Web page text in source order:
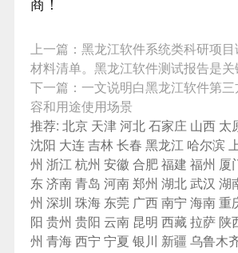
商！
上一篇： 黑龙江软件系统类科研项
材料清单。黑龙江软件测试报告是
下一篇： 一文说明白黑龙江软件第
容和用途使用场景
推荐: 北京 天津河北石家庄 山西 太
沈阳 大连吉林长春 黑龙江 哈尔滨
州 浙江杭州 安徽 合肥福建 福州 厦
东济南青岛 河南郑州 湖北武汉 湖
州 深圳 珠海 东莞 广西南宁 海南重
阳 贵州 贵阳 云南 昆明 西藏拉萨 陕
州 青海西宁 宁夏 银川 新疆 乌鲁木